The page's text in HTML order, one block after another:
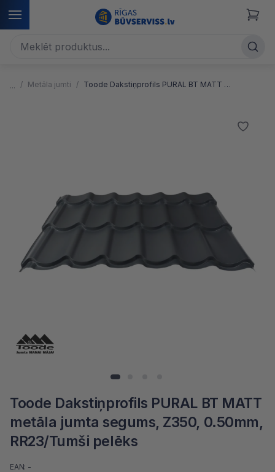
Metāla jumti Toode Dakstiņprofils PURAL BT MATT metāla jumta segums
Toode Dakstiņprofils PURAL BT MATT
metāla jumta segums, Z350, 0.50mm,
RR23/Tumši pelēks
EAN: -